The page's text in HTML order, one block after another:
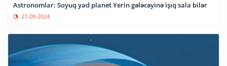
Astronomlar: Soyuq yad planet Yerin gələcəyinə işıq sala bilər
27-09-2024